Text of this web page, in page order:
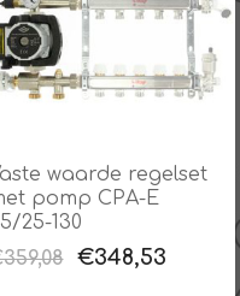
waarde regelset
pomp CPA-E
25-130
€348,53